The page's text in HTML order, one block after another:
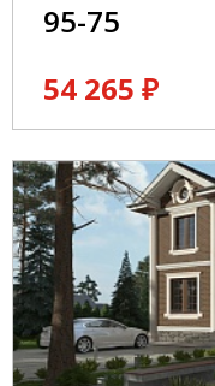
95-75
54 265 ₽